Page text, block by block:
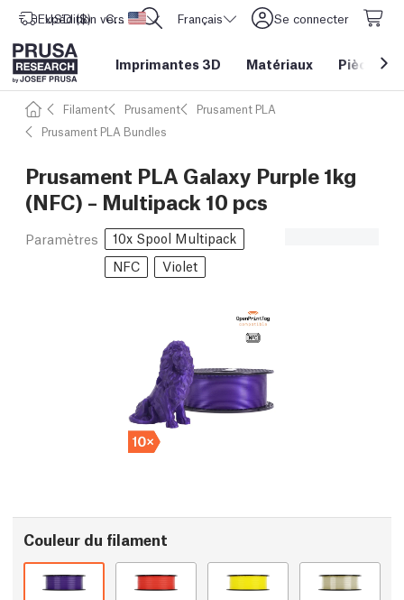
Expédition vers Etats-Unis d'Amérique
USD ($) CORE One L: Maintenant en stock ! Français Se connecter
Imprimantes 3D Matériaux Pièces&
Filament Prusament
Prusament PLA
Prusament PLA Bundles
Prusament PLA Galaxy Purple 1kg
(NFC) – Multipack 10 pcs
Paramètres
10x Spool Multipack
NFC
Violet
Couleur du filament